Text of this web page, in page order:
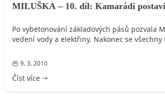
MILUŠKA – 10. díl: Kamarádi
Po vybetonování základových pásů pozvala
vedení vody a elektřiny. Nakonec se
9. 3. 2010
Číst více